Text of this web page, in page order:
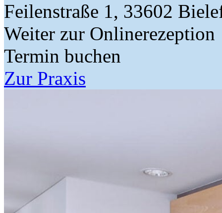
Feilenstraße 1, 33602
Weiter zur Onlinerezeption
Termin buchen
Zur Praxis